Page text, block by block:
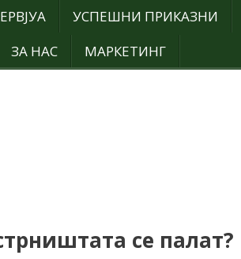
УСПЕШНИ ПРИКАЗНИ
ЗА НАС МАРКЕТИНГ
се палат?